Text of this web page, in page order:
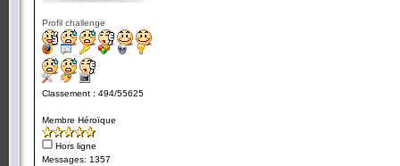
Profil challenge
Classement : 494/55625
Membre Héroïque
Hors ligne
Messages: 1357